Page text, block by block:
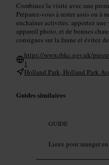
Combinez la visite avec une
Préparez-vous à rester assis ou à
enchaîner activités: apportez une
appareil photo, et de bonnes
consignes sur la faune et évitez
https://www.rbkc.gov.uk/
1
Holland Park, Holland Park
Guides similaires
GUIDE
Lieux pour manger